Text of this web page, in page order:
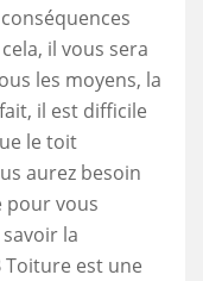
il vous sera
les moyens, la
il est difficile
le toit
aurez besoin
pour vous
la
est une